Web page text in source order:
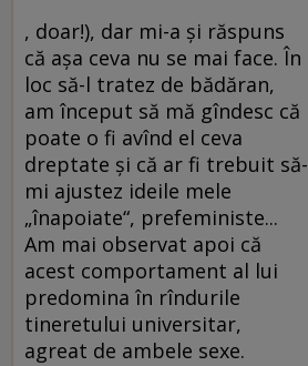
, doar!), dar mi-a şi răspuns
că aşa ceva nu se mai face. În
loc să-l tratez de bădăran,
am început să mă gîndesc că
poate o fi avînd el ceva
dreptate şi că ar fi trebuit să-
mi ajustez ideile mele
„înapoiate“, prefeministe...
Am mai observat apoi că
acest comportament al lui
predomina în rîndurile
tineretului universitar,
agreat de ambele sexe.